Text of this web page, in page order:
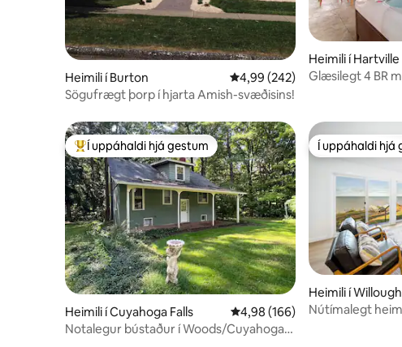
Heimili í Burton 4,99 af 5 í meðaleinkunn, 242
4,99 (242)
Sögufrægt þorp í hjarta Amish-svæðisins!
Heimili í Hartville
Glæsilegt 4 BR
Í mestu uppáhaldi hjá gestum
Í uppáhaldi hjá gestum
Heimili í Cuyahoga Falls 4,98 af 5 í meðaleinkunn, 166
4,98 (166)
Notalegur bústaður í Woods/Cuyahoga
Í uppáhaldi hjá
Í uppáhaldi hjá
Heimili í
Nútímalegt